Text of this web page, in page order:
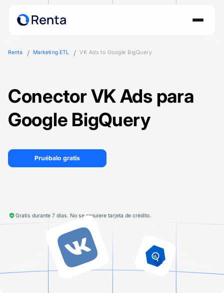
Renta Marketing ETL VK Ads to Google BigQuery
Conector VK Ads para
Google BigQuery
Pruébalo gratis
Gratis durante 7 días. No se requiere tarjeta de crédito.